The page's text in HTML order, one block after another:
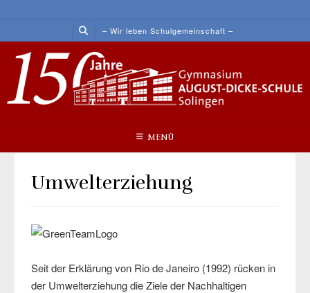
content
– Wir leben Schulgemeinschaft –
MENÜ
Umwelterziehung
Seit der Erklärung von Rio de Janeiro (1992) rücken in
der Umwelterziehung die Ziele der Nachhaltigen